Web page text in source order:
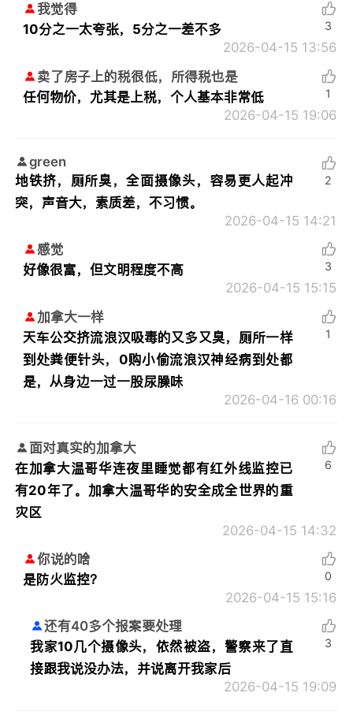
我觉得
10分之一太夸张，5分之一差不多
2026-04-15 13:56
3
卖了房子上的税很低，所得税也是
任何物价，尤其是上税，个人基本非常低
2026-04-15 19:06
1
green
地铁挤，厕所臭，全面摄像头，容易更人起冲
突，声音大，素质差，不习惯。
2026-04-15 14:21
2
感觉
好像很富，但文明程度不高
2026-04-15 15:15
3
加拿大一样
天车公交挤流浪汉吸毒的又多又臭，厕所一样
到处粪便针头，0购小偷流浪汉神经病到处都
是，从身边一过一股尿臊味
2026-04-16 00:16
1
面对真实的加拿大
在加拿大温哥华连夜里睡觉都有红外线监控已
有20年了。加拿大温哥华的安全成全世界的重
灾区
2026-04-15 14:32
6
你说的啥
是防火监控？
2026-04-15 15:16
0
还有40多个报案要处理
我家10几个摄像头，依然被盗，警察来了直
接跟我说没办法，并说离开我家后
2026-04-15 19:09
3